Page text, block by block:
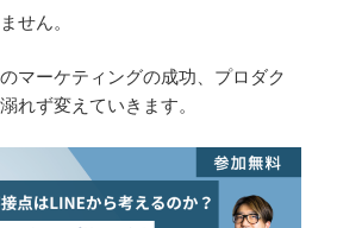
せん。
マーケティングの成功、プロダク
れず変えていきます。